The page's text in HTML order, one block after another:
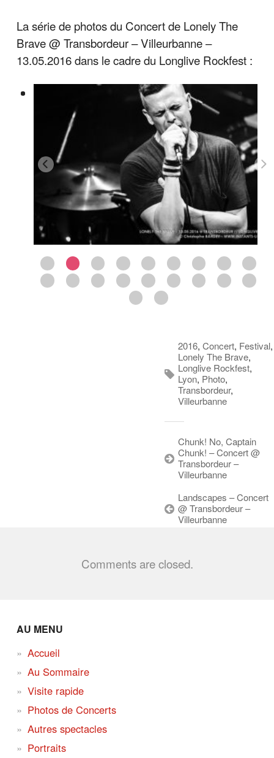
La série de photos du Concert de Lonely The
Brave @ Transbordeur – Villeurbanne –
13.05.2016 dans le cadre du Longlive Rockfest :
2016, Concert, Festival,
Lonely The Brave,
Longlive Rockfest,
Lyon, Photo,
Transbordeur,
Villeurbanne
Chunk! No, Captain
Chunk! – Concert @
Transbordeur –
Villeurbanne
Landscapes – Concert
@ Transbordeur –
Villeurbanne
Comments are closed.
AU MENU
Accueil
Au Sommaire
Visite rapide
Photos de Concerts
Autres spectacles
Portraits